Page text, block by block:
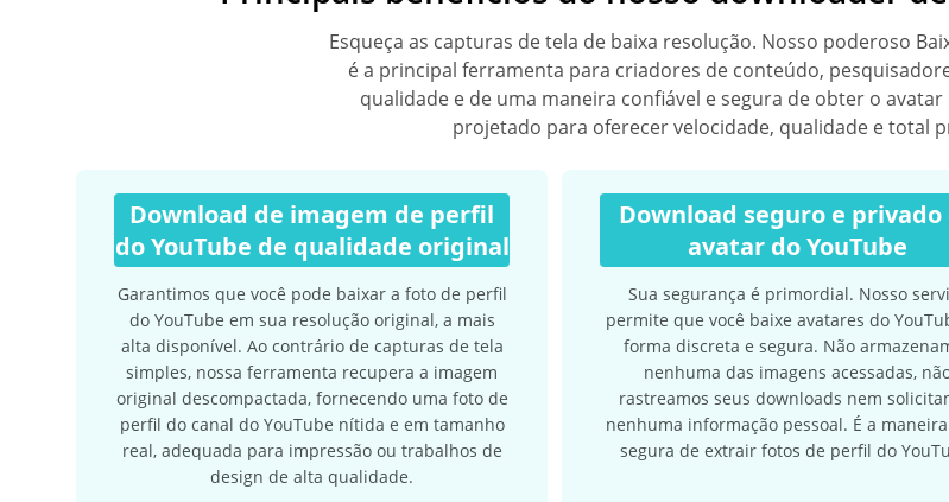
Esqueça as capturas de tela de baixa resolução. Nosso poderoso
é a principal ferramenta para criadores de conteúdo,
qualidade e de uma maneira confiável e segura de obter o avatar
projetado para oferecer velocidade, qualidade e total
Download de imagem de perfil
do YouTube de qualidade original
Garantimos que você pode baixar a foto de perfil
do YouTube em sua resolução original, a mais
alta disponível. Ao contrário de capturas de tela
simples, nossa ferramenta recupera a imagem
original descompactada, fornecendo uma foto de
perfil do canal do YouTube nítida e em tamanho
real, adequada para impressão ou trabalhos de
design de alta qualidade.
Download seguro e privado
avatar do YouTube
Sua segurança é primordial. Nosso
permite que você baixe avatares do
forma discreta e segura. Não
nenhuma das imagens acessadas,
rastreamos seus downloads nem
nenhuma informação pessoal. É a
segura de extrair fotos de perfil do